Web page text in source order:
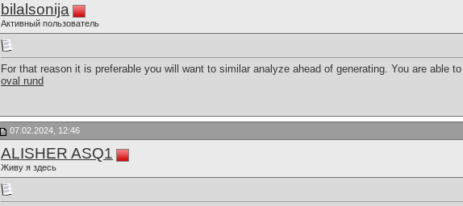
bilalsonija
Активный пользователь
For that reason it is preferable you will want to similar analyze ahead of generating. You are able
oval rund
07.02.2024, 12:46
ALISHER ASQ1
Живу я здесь